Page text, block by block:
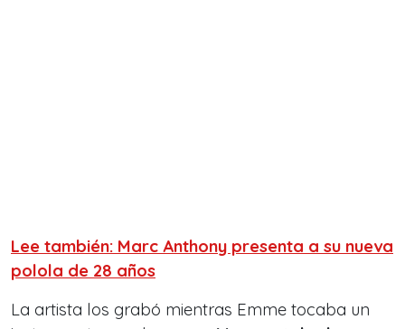
Lee también: Marc Anthony presenta a su nueva
polola de 28 años
La artista los grabó mientras Emme tocaba un